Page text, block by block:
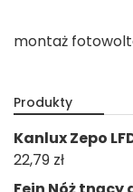
montaż
Produkty
Kanlux Zepo
22,79 zł